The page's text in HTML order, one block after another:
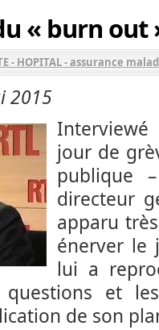
« burn out
- HOPITAL - assurance
2015
jour de
publique
directeur
apparu
énerver le
lui a
et
de son